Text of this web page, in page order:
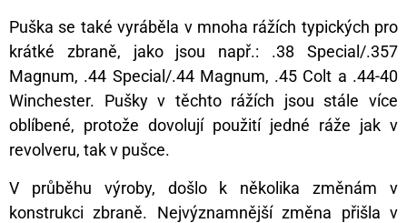
Puška se také vyráběla v mnoha rážích typických pro
krátké zbraně, jako jsou např.: .38 Special/.357
Magnum, .44 Special/.44 Magnum, .45 Colt a .44-40
Winchester. Pušky v těchto rážích jsou stále více
oblíbené, protože dovolují použití jedné ráže jak v
revolveru, tak v pušce.
V průběhu výroby, došlo k několika změnám v
konstrukci zbraně. Nejvýznamnější změna přišla v